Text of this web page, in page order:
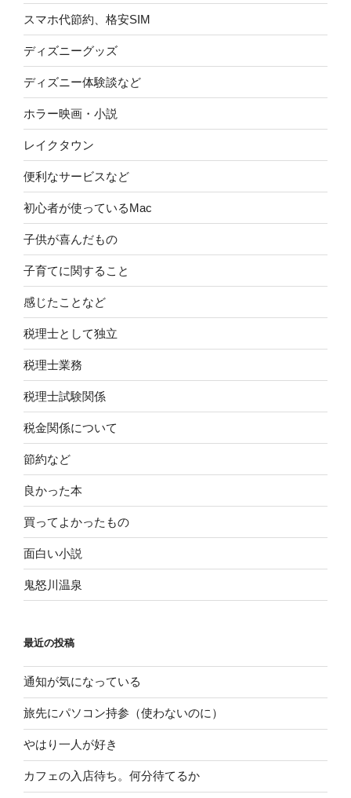
スマホ代節約、格安SIM
ディズニーグッズ
ディズニー体験談など
ホラー映画・小説
レイクタウン
便利なサービスなど
初心者が使っているMac
子供が喜んだもの
子育てに関すること
感じたことなど
税理士として独立
税理士業務
税理士試験関係
税金関係について
節約など
良かった本
買ってよかったもの
面白い小説
鬼怒川温泉
最近の投稿
通知が気になっている
旅先にパソコン持参（使わないのに）
やはり一人が好き
カフェの入店待ち。何分待てるか